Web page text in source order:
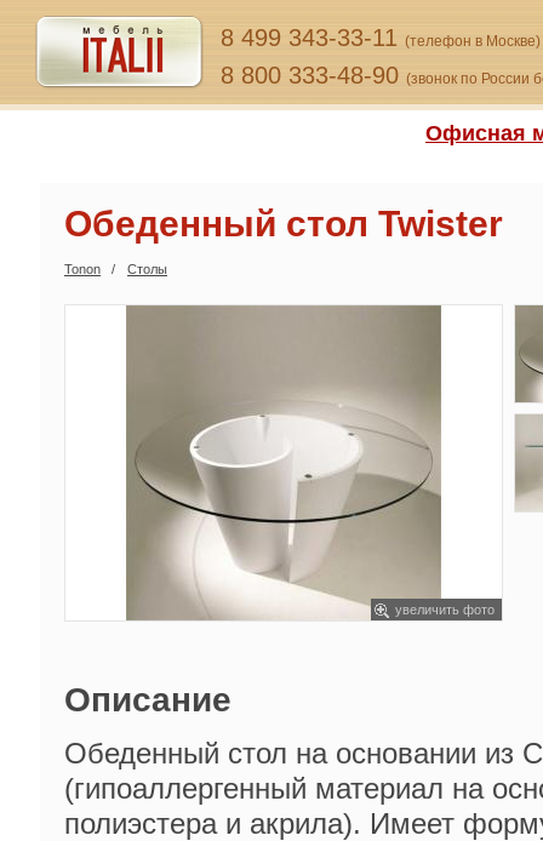
8 499 343-33-11 (телефон в Москве)
8 800 333-48-90 (звонок по России
Офисная
Обеденный стол Twister
Tonon Столы
увеличить фото
Описание
Обеденный стол на основании из
(гипоаллергенный материал на
полиэстера и акрила). Имеет